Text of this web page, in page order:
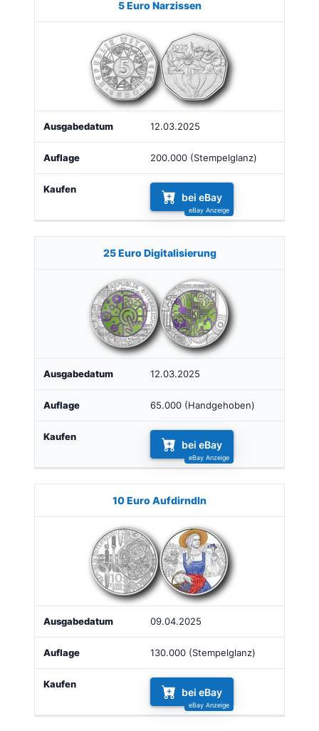
5 Euro Narzissen
12.03.2025
200.000 (Stempelglanz)
bei eBay
25 Euro Digitalisierung
12.03.2025
65.000 (Handgehoben)
bei eBay
10 Euro Aufdirndln
09.04.2025
130.000 (Stempelglanz)
bei eBay